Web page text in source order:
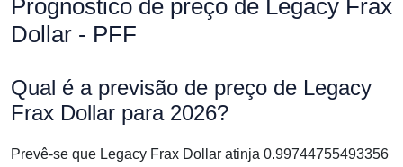
Prognóstico de preço de Legacy Frax
Dollar - PFF
Qual é a previsão de preço de Legacy
Frax Dollar para 2026?
Prevê-se que Legacy Frax Dollar atinja 0.99744755493356